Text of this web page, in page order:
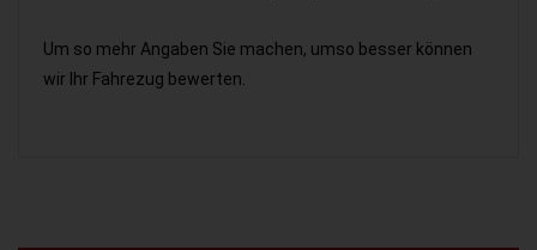
Um so mehr Angaben Sie machen, umso besser können
wir Ihr Fahrezug bewerten.